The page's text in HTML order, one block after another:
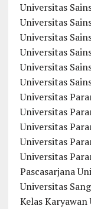
Universitas
Universitas
Universitas
Universitas
Universitas
Universitas
Universitas
Universitas
Universitas
Universitas
Universitas
Pascasarjana
Universitas
Kelas Karyawan